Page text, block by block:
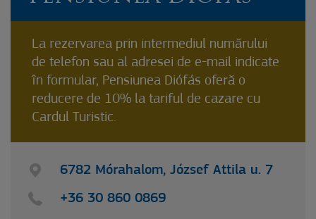
La rezervarea prin intermediul numărului
de telefon sau al adresei de e-mail indicate
în formular, Pensiunea Diófás oferă o
reducere de 10% la tariful de cazare cu
Cardul Turistic.
6782 Mórahalom, József Attila u. 7
+36 30 860 0869